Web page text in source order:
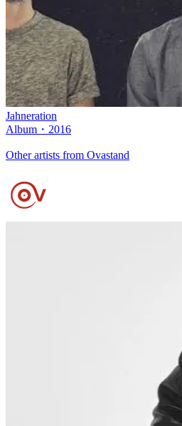
Jahneration
Album ・ 2016
Other artists from Ovastand